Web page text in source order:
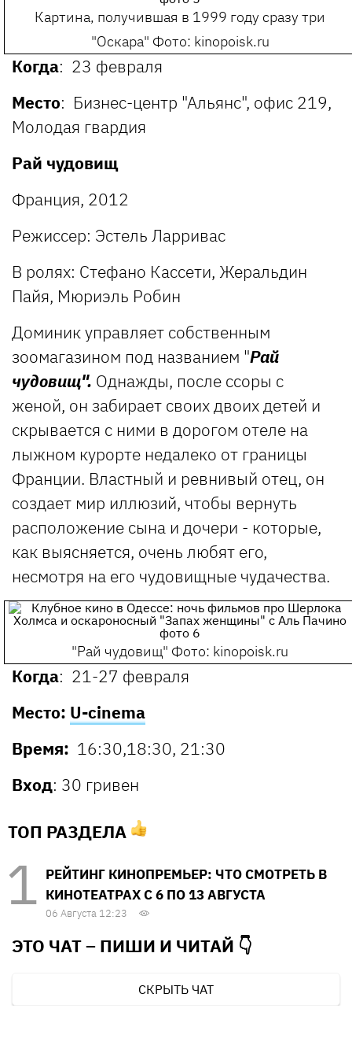
Картина, получившая в 1999 году сразу три
"Оскара" Фото: kinopoisk.ru
Когда: 23 февраля
Место: Бизнес-центр "Альянс", офис 219,
Молодая гвардия
Рай чудовищ
Франция, 2012
Режиссер: Эстель Ларривас
В ролях: Стефано Кассети, Жеральдин
Пайя, Мюриэль Робин
Доминик управляет собственным
зоомагазином под названием "Рай
чудовищ". Однажды, после ссоры с
женой, он забирает своих двоих детей и
скрывается с ними в дорогом отеле на
лыжном курорте недалеко от границы
Франции. Властный и ревнивый отец, он
создает мир иллюзий, чтобы вернуть
расположение сына и дочери - которые,
как выясняется, очень любят его,
несмотря на его чудовищные чудачества.
"Рай чудовищ" Фото: kinopoisk.ru
Когда: 21-27 февраля
Место: U-cinema
Время: 16:30,18:30, 21:30
Вход: 30 гривен
ТОП РАЗДЕЛА
РЕЙТИНГ КИНОПРЕМЬЕР: ЧТО СМОТРЕТЬ В
КИНОТЕАТРАХ С 6 ПО 13 АВГУСТА
06 Августа 12:23
ЭТО ЧАТ – ПИШИ И ЧИТАЙ 👇
СКРЫТЬ ЧАТ